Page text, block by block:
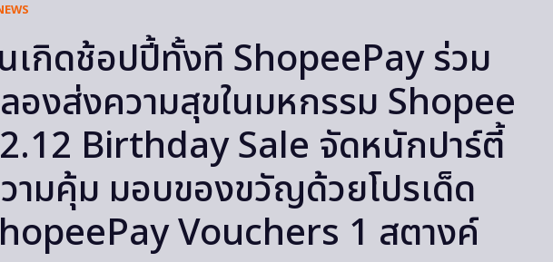
เกิดช้อปปี้ทั้งที ShopeePay ร่วม
องส่งความสุขในมหกรรม Shopee
Birthday Sale จัดหนักปาร์ตี้
ามคุ้ม มอบของขวัญด้วยโปรเด็ด
Vouchers 1 สตางค์